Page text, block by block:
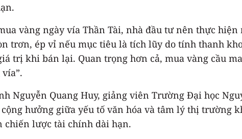
vàng ngày vía Thần Tài, nhà đầu tư nên thực
trơn, ép vỉ nếu mục tiêu là tích lũy do tính thanh
trị khi bán lại. Quan trọng hơn cả, mua vàng cầu
Nguyễn Quang Huy, giảng viên Trường Đại học
cộng hưởng giữa yếu tố văn hóa và tâm lý thị
chiến lược tài chính dài hạn.